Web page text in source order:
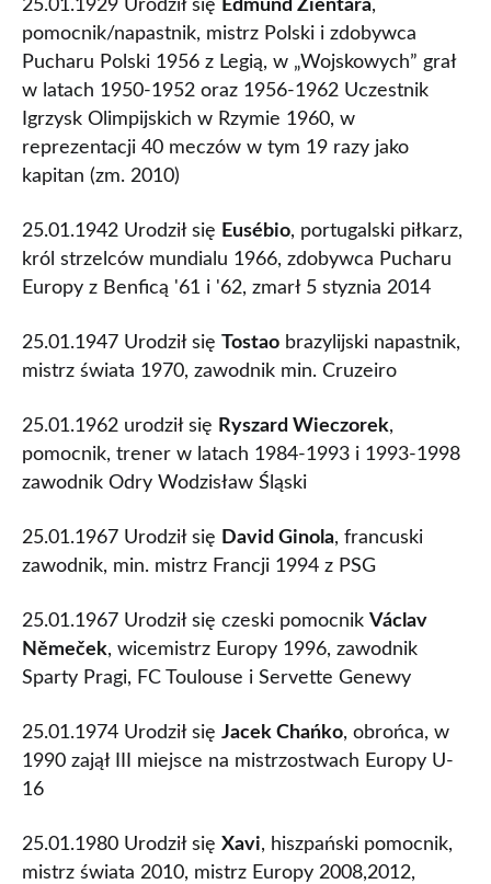
25.01.1929 Urodził się Edmund Zientara,
pomocnik/napastnik, mistrz Polski i zdobywca
Pucharu Polski 1956 z Legią, w „Wojskowych” grał
w latach 1950-1952 oraz 1956-1962 Uczestnik
Igrzysk Olimpijskich w Rzymie 1960, w
reprezentacji 40 meczów w tym 19 razy jako
kapitan (zm. 2010)
25.01.1942 Urodził się Eusébio, portugalski piłkarz,
król strzelców mundialu 1966, zdobywca Pucharu
Europy z Benficą '61 i '62, zmarł 5 styznia 2014
25.01.1947 Urodził się Tostao brazylijski napastnik,
mistrz świata 1970, zawodnik min. Cruzeiro
25.01.1962 urodził się Ryszard Wieczorek,
pomocnik, trener w latach 1984-1993 i 1993-1998
zawodnik Odry Wodzisław Śląski
25.01.1967 Urodził się David Ginola, francuski
zawodnik, min. mistrz Francji 1994 z PSG
25.01.1967 Urodził się czeski pomocnik Václav
Němeček, wicemistrz Europy 1996, zawodnik
Sparty Pragi, FC Toulouse i Servette Genewy
25.01.1974 Urodził się Jacek Chańko, obrońca, w
1990 zajął III miejsce na mistrzostwach Europy U-
16
25.01.1980 Urodził się Xavi, hiszpański pomocnik,
mistrz świata 2010, mistrz Europy 2008,2012,